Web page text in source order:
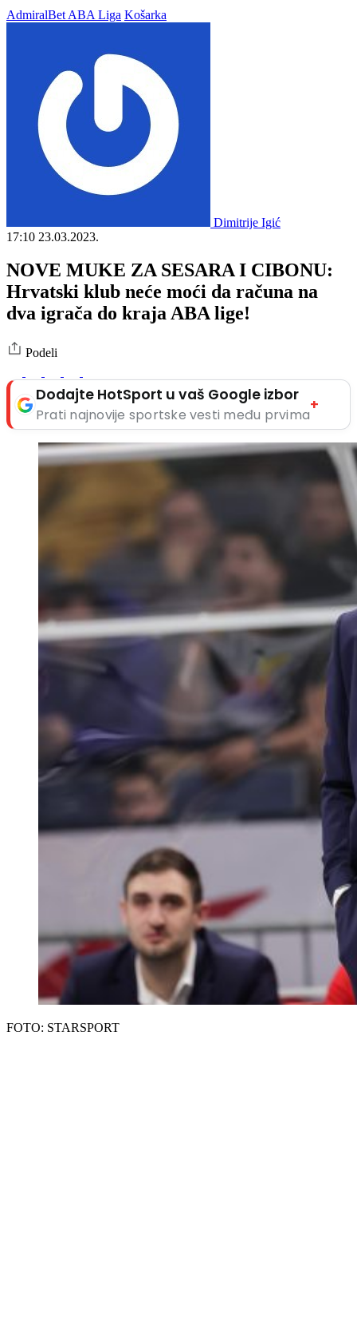
AdmiralBet ABA Liga Košarka
Dimitrije Igić
17:10 23.03.2023.
NOVE MUKE ZA SESARA I CIBONU:
Hrvatski klub neće moći da računa na
dva igrača do kraja ABA lige!
Podeli
Dodajte HotSport u vaš Google izbor
Prati najnovije sportske vesti među prvima
+
FOTO: STARSPORT